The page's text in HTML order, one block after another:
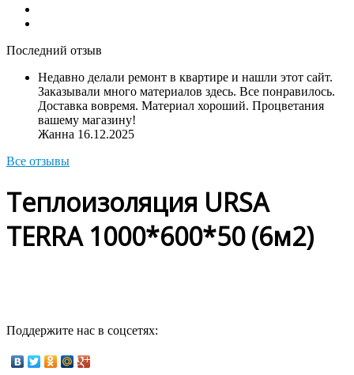
Последний отзыв
Недавно делали ремонт в квартире и нашли этот сайт.
Заказывали много материалов здесь. Все понравилось.
Доставка вовремя. Материал хороший. Процветания
вашему магазину!
Жанна 16.12.2025
Все отзывы
Теплоизоляция URSA
TERRA 1000*600*50 (6м2)
Поддержите нас в соцсетях: